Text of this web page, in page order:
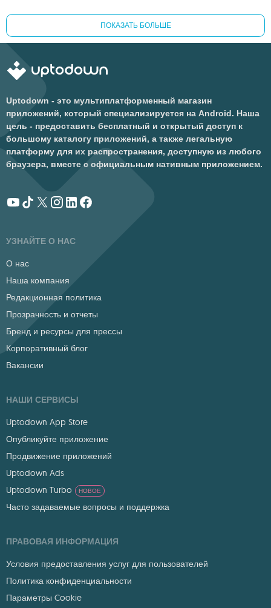
ПОКАЗАТЬ БОЛЬШЕ
Uptodown - это мультиплатформенный магазин
приложений, который специализируется на Android. Наша
цель - предоставить бесплатный и открытый доступ к
большому каталогу приложений, а также легальную
платформу для их распространения, доступную из любого
браузера, вместе с официальным нативным приложением.
УЗНАЙТЕ О НАС
О нас
Наша компания
Редакционная политика
Прозрачность и отчеты
Бренд и ресурсы для прессы
Корпоративный блог
Вакансии
НАШИ СЕРВИСЫ
Uptodown App Store
Опубликуйте приложение
Продвижение приложений
Uptodown Ads
Uptodown Turbo
НОВОЕ
Часто задаваемые вопросы и поддержка
ПРАВОВАЯ ИНФОРМАЦИЯ
Условия предоставления услуг для пользователей
Политика конфиденциальности
Параметры Cookie